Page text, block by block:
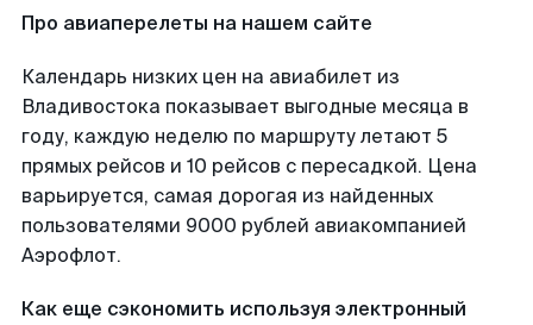
Про авиаперелеты на нашем сайте
Календарь низких цен на авиабилет из
Владивостока показывает выгодные месяца в
году, каждую неделю по маршруту летают 5
прямых рейсов и 10 рейсов с пересадкой. Цена
варьируется, самая дорогая из найденных
пользователями 9000 рублей авиакомпанией
Аэрофлот.
Как еще сэкономить используя электронный